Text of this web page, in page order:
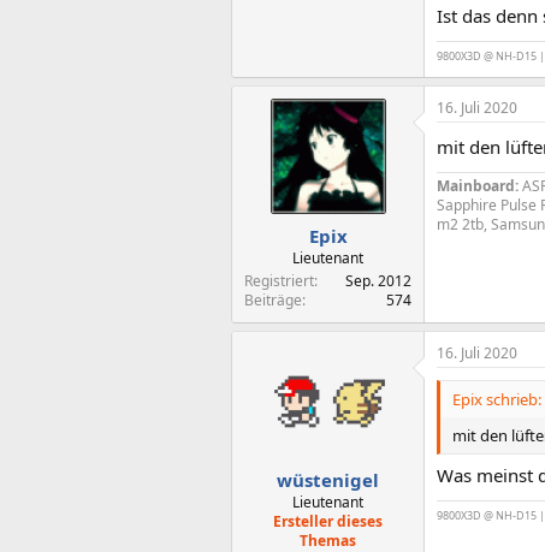
Ist das denn
9800X3D @ NH-D15
Epix
Lieutenant
Registriert
Sep. 2012
Beiträge
574
16. Juli 2020
mit den
Mainboard:
Sapphire Pulse
m2 2tb,
wüstenigel
Lieutenant
Ersteller dieses
Themas
16. Juli 2020
Epix schrieb:
mit den
Was meinst
9800X3D @ NH-D15